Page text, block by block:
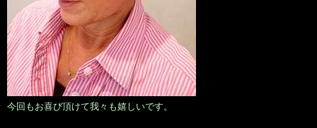
今回もお喜び頂けて我々も嬉しいです。